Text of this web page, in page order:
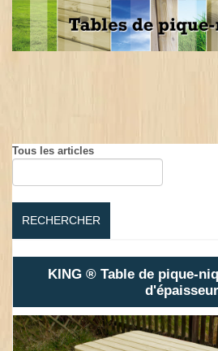
Tous les articles
RECHERCHER
KING ® Table de pique-
d'épaisseur